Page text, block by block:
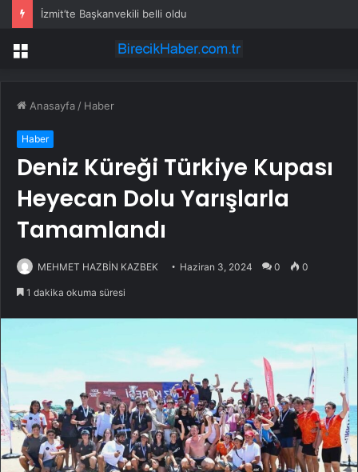
İzmit’te Başkanvekili belli oldu
Menü
Anasayfa / Haber
Haber
Deniz Küreği Türkiye Kupası
Heyecan Dolu Yarışlarla
Tamamlandı
MEHMET HAZBİN KAZBEK Haziran 3, 2024 0 0
1 dakika okuma süresi